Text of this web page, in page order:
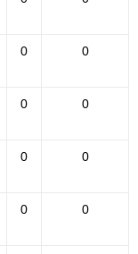
0 0
0 0
0 0
0 0